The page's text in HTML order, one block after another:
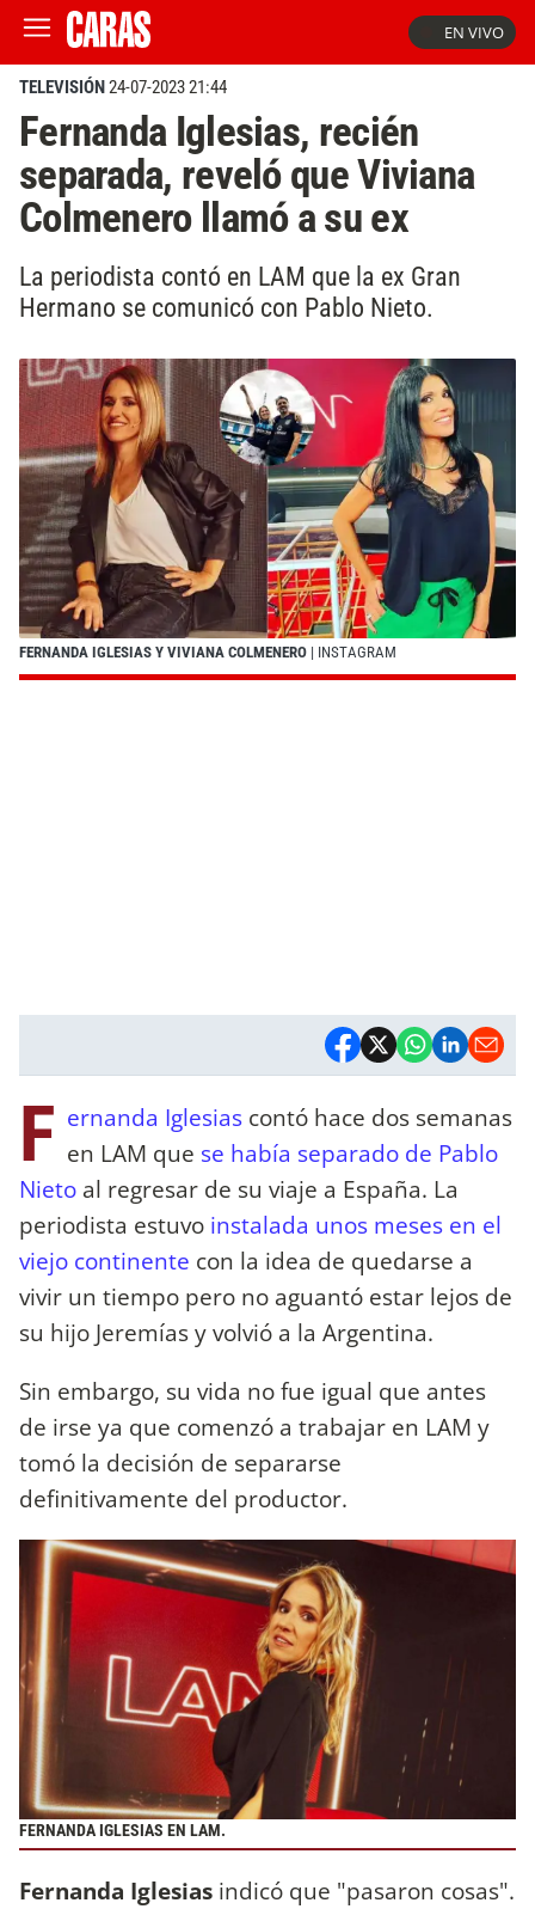
EN VIVO
TELEVISIÓN24-07-2023 21:44
Fernanda Iglesias, recién
separada, reveló que Viviana
Colmenero llamó a su ex
La periodista contó en LAM que la ex Gran
Hermano se comunicó con Pablo Nieto.
FERNANDA IGLESIAS Y VIVIANA COLMENERO | INSTAGRAM
F ernanda Iglesias contó hace dos semanas
en LAM que se había separado de Pablo
Nieto al regresar de su viaje a España. La
periodista estuvo instalada unos meses en el
viejo continente con la idea de quedarse a
vivir un tiempo pero no aguantó estar lejos de
su hijo Jeremías y volvió a la Argentina.
Sin embargo, su vida no fue igual que antes
de irse ya que comenzó a trabajar en LAM y
tomó la decisión de separarse
definitivamente del productor.
FERNANDA IGLESIAS EN LAM.
Fernanda Iglesias indicó que "pasaron cosas".